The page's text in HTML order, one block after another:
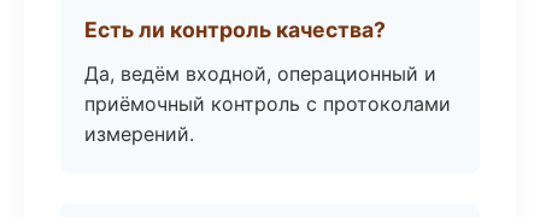
Есть ли контроль качества?
Да, ведём входной, операционный и
приёмочный контроль с протоколами
измерений.